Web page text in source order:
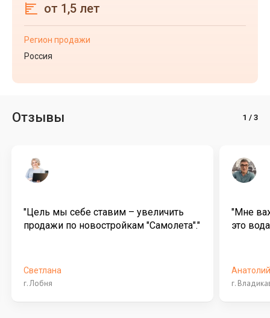
от 1,5 лет
Регион продажи
Россия
Отзывы
"Цель мы себе ставим – увеличить
продажи по новостройкам "Самолета"."
Светлана
г. Лобня
"Мне
это
Анатолий
г.